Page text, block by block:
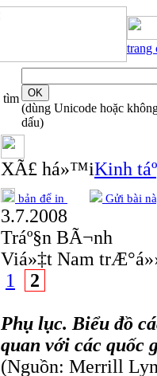
trang
tìm
(dùng Unicode hoặc
dấu)
XÃ£ há»™iKinh
bản để in Gửi bài
3.7.2008
Tráº§n BÃ¬nh
Viá»‡t Nam
1
2
Phụ lục. Biểu đồ
quan với các quốc
(Nguồn: Merrill